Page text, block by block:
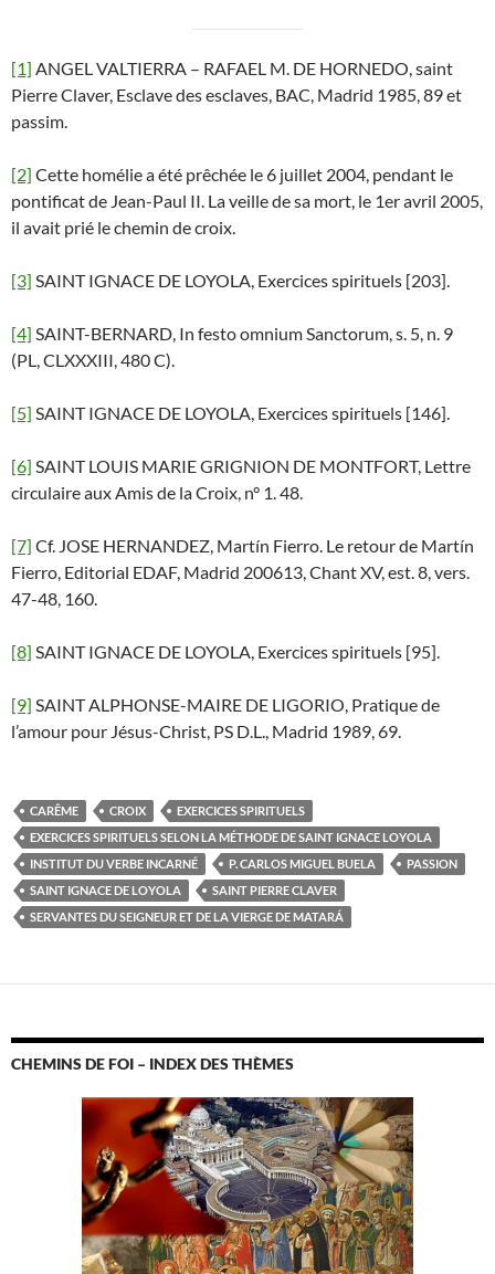
[1] ANGEL VALTIERRA – RAFAEL M. DE HORNEDO, saint
Pierre Claver, Esclave des esclaves, BAC, Madrid 1985, 89 et
passim.
[2] Cette homélie a été prêchée le 6 juillet 2004, pendant le
pontificat de Jean-Paul II. La veille de sa mort, le 1er avril 2005,
il avait prié le chemin de croix.
[3] SAINT IGNACE DE LOYOLA, Exercices spirituels [203].
[4] SAINT-BERNARD, In festo omnium Sanctorum, s. 5, n. 9
(PL, CLXXXIII, 480 C).
[5] SAINT IGNACE DE LOYOLA, Exercices spirituels [146].
[6] SAINT LOUIS MARIE GRIGNION DE MONTFORT, Lettre
circulaire aux Amis de la Croix, n° 1. 48.
[7] Cf. JOSE HERNANDEZ, Martín Fierro. Le retour de Martín
Fierro, Editorial EDAF, Madrid 200613, Chant XV, est. 8, vers.
47-48, 160.
[8] SAINT IGNACE DE LOYOLA, Exercices spirituels [95].
[9] SAINT ALPHONSE-MAIRE DE LIGORIO, Pratique de
l’amour pour Jésus-Christ, PS D.L., Madrid 1989, 69.
CARÊME CROIX
EXERCICES SPIRITUELS
EXERCICES SPIRITUELS SELON LA MÉTHODE DE SAINT IGNACE LOYOLA
INSTITUT DU VERBE INCARNÉ
P. CARLOS MIGUEL BUELA
PASSION
SAINT IGNACE DE LOYOLA
SAINT PIERRE CLAVER
SERVANTES DU SEIGNEUR ET DE LA VIERGE DE MATARÁ
CHEMINS DE FOI – INDEX DES THÈMES